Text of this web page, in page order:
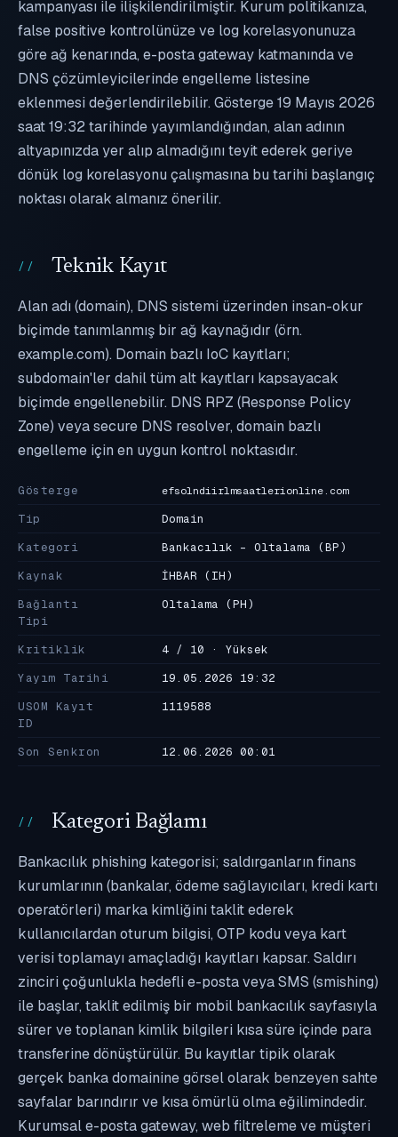
kampanyası ile ilişkilendirilmiştir. Kurum politikanıza,
false positive kontrolünüze ve log korelasyonunuza
göre ağ kenarında, e-posta gateway katmanında ve
DNS çözümleyicilerinde engelleme listesine
eklenmesi değerlendirilebilir. Gösterge 19 Mayıs 2026
saat 19:32 tarihinde yayımlandığından, alan adının
altyapınızda yer alıp almadığını teyit ederek geriye
dönük log korelasyonu çalışmasına bu tarihi başlangıç
noktası olarak almanız önerilir.
Teknik Kayıt
Alan adı (domain), DNS sistemi üzerinden insan-okur
biçimde tanımlanmış bir ağ kaynağıdır (örn.
example.com). Domain bazlı IoC kayıtları;
subdomain'ler dahil tüm alt kayıtları kapsayacak
biçimde engellenebilir. DNS RPZ (Response Policy
Zone) veya secure DNS resolver, domain bazlı
engelleme için en uygun kontrol noktasıdır.
Gösterge efsolndiirlmsaatlerionline.com
Tip
Domain
Kategori
Bankacılık - Oltalama (BP)
Kaynak
İHBAR (IH)
Bağlantı
Tipi
Oltalama (PH)
Kritiklik
4 / 10 · Yüksek
Yayım Tarihi
19.05.2026 19:32
USOM Kayıt
ID
1119588
Son Senkron 12.06.2026 00:01
Kategori Bağlamı
Bankacılık phishing kategorisi; saldırganların finans
kurumlarının (bankalar, ödeme sağlayıcıları, kredi kartı
operatörleri) marka kimliğini taklit ederek
kullanıcılardan oturum bilgisi, OTP kodu veya kart
verisi toplamayı amaçladığı kayıtları kapsar. Saldırı
zinciri çoğunlukla hedefli e-posta veya SMS (smishing)
ile başlar, taklit edilmiş bir mobil bankacılık sayfasıyla
sürer ve toplanan kimlik bilgileri kısa süre içinde para
transferine dönüştürülür. Bu kayıtlar tipik olarak
gerçek banka domainine görsel olarak benzeyen sahte
sayfalar barındırır ve kısa ömürlü olma eğilimindedir.
Kurumsal e-posta gateway, web filtreleme ve müşteri